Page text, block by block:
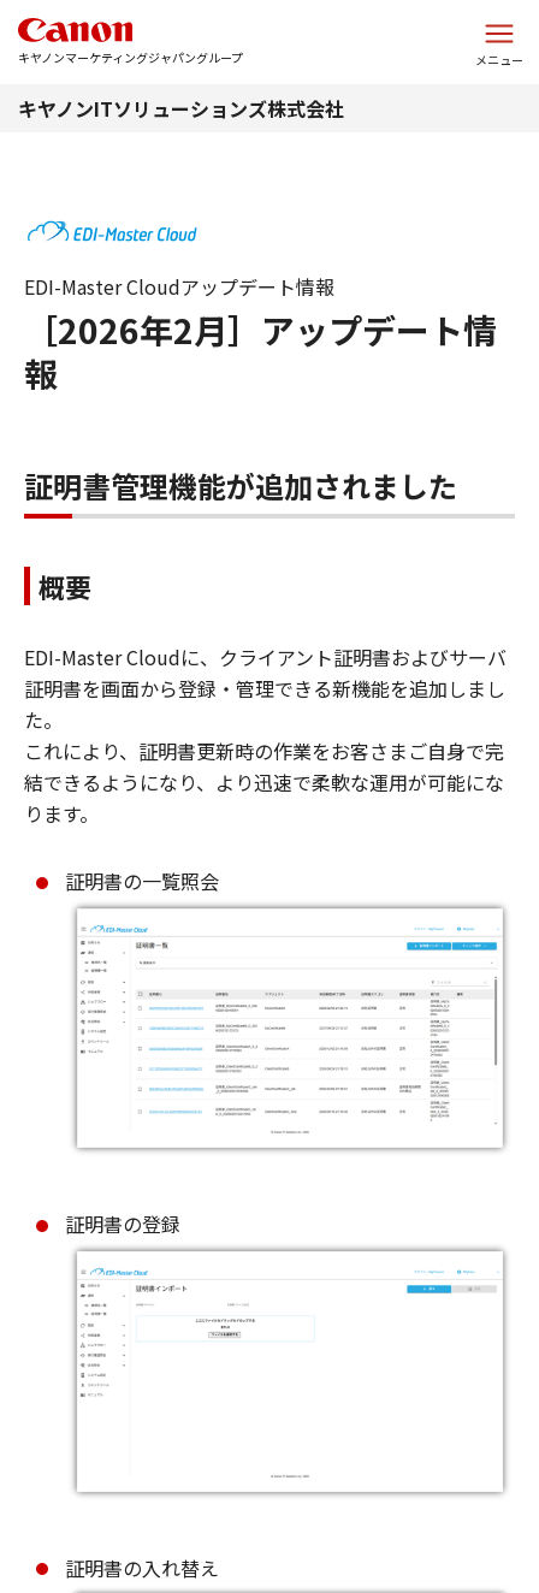
キヤノンマーケティングジャパングループ メニュー
キヤノンITソリューションズ株式会社
［2026年2月］アップデート情
報
EDI-Master Cloudアップデート情報
証明書管理機能が追加されました
概要
EDI-Master Cloudに、クライアント証明書およびサーバ
証明書を画面から登録・管理できる新機能を追加しまし
た。
これにより、証明書更新時の作業をお客さまご自身で完
結できるようになり、より迅速で柔軟な運用が可能にな
ります。
証明書の一覧照会
証明書の登録
証明書の入れ替え